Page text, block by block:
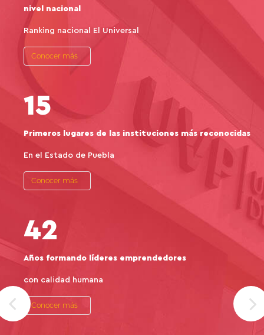
nivel nacional
Ranking nacional El Universal
Conocer más
15
Primeros lugares de las instituciones más reconocidas
En el Estado de Puebla
Conocer más
42
Años formando líderes emprendedores
con calidad humana
Conocer más